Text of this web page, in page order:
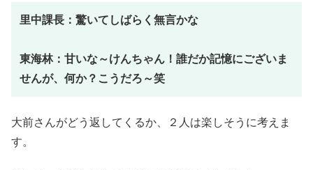
里中課長：驚いてしばらく無言かな
東海林：甘いな～けんちゃん！誰だか記憶にございま
せんが、何か？こうだろ～笑
大前さんがどう返してくるか、２人は楽しそうに考えま
す。